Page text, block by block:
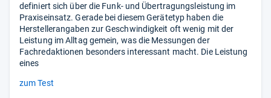
definiert sich über die Funk- und Übertragungsleistung im
Praxiseinsatz. Gerade bei diesem Gerätetyp haben die
Herstellerangaben zur Geschwindigkeit oft wenig mit der
Leistung im Alltag gemein, was die Messungen der
Fachredaktionen besonders interessant macht. Die Leistung
eines
zum Test